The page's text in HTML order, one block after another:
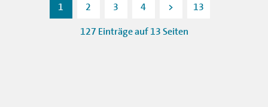
1 2 3 4 > 13
127 Einträge auf 13 Seiten